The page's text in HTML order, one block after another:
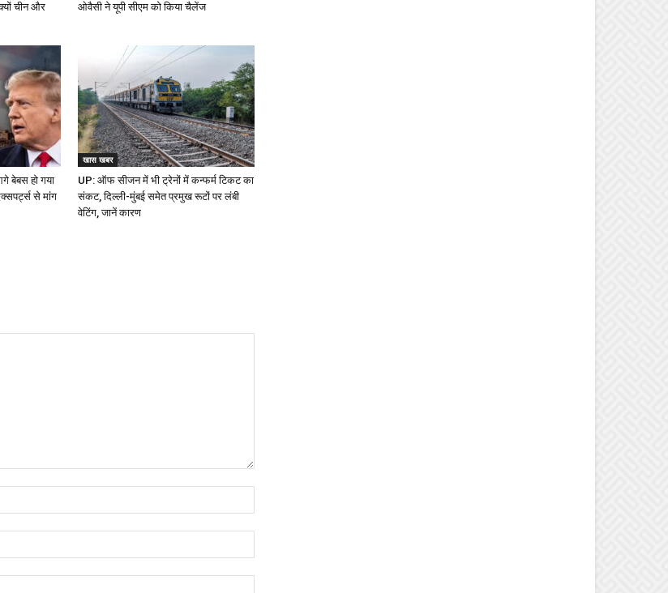
चीन और
ओवैसी ने यूपी सीएम को किया चैलेंज
बेबस हो गया
से मांग
खास खबर
UP: ऑफ सीजन में भी ट्रेनों में कन्फर्म टिकट का
संकट, दिल्ली-मुंबई समेत प्रमुख रूटों पर लंबी
वेटिंग, जानें कारण